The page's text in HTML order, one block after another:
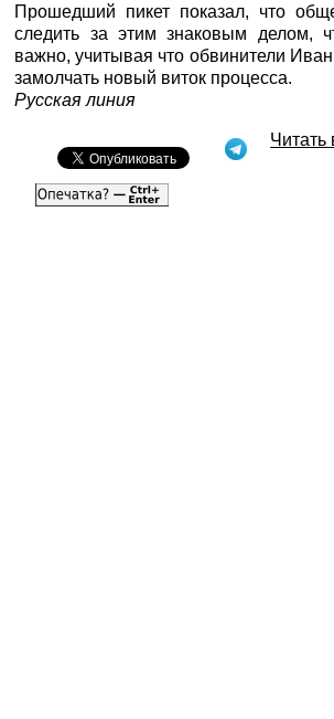
Прошедший пикет показал, что
следить за этим знаковым делом,
важно, учитывая что обвинители
замолчать новый виток процесса.
Русская линия
Читать